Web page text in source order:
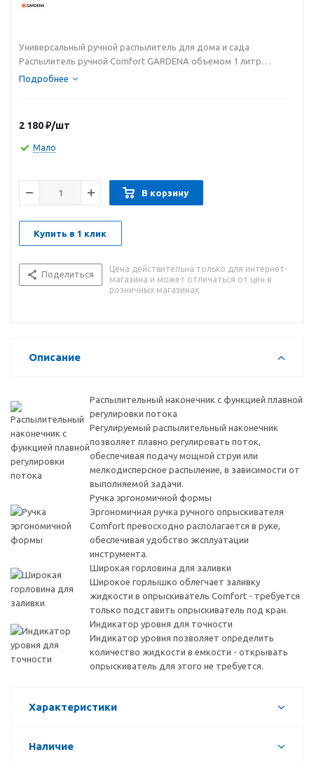
Универсальный ручной распылитель для дома и сада
Распылитель ручной Comfort GARDENA объемом 1 литр
представляет собой идеальный универсальный инструмент
руке. Вид распыления регулируется: от сильной струи до
мелкодисперсного распыления. Кроме этого, широкое
предохраняет форсунку от засорения. Распылитель снабжен
индикатором уровня, который позволяет определить
Подробнее
2 180₽/шт
Мало
В корзину
Купить в 1 клик
Поделиться
Цена действительна только для интернет-
магазина и может отличаться от цен в
розничных магазинах
Описание
Распылительный наконечник с функцией плавной
регулировки потока
Регулируемый распылительный наконечник
позволяет плавно регулировать поток,
обеспечивая подачу мощной струи или
мелкодисперсное распыление, в зависимости от
выполняемой задачи.
Ручка эргономичной формы
Эргономичная ручка ручного опрыскивателя
Comfort превосходно располагается в руке,
обеспечивая удобство эксплуатации
инструмента.
Широкая горловина для заливки
Широкое горлышко облегчает заливку
жидкости в опрыскиватель Comfort - требуется
только подставить опрыскиватель под кран.
Индикатор уровня для точности
Индикатор уровня позволяет определить
количество жидкости в емкости - открывать
опрыскиватель для этого не требуется.
Характеристики
Наличие